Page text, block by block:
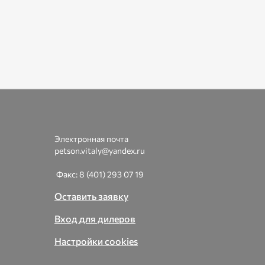
Электронная почта
petson.vitaly@yandex.ru
Факс: 8 (401) 293 07 19
Оставить заявку
Вход для дилеров
Настройки cookies